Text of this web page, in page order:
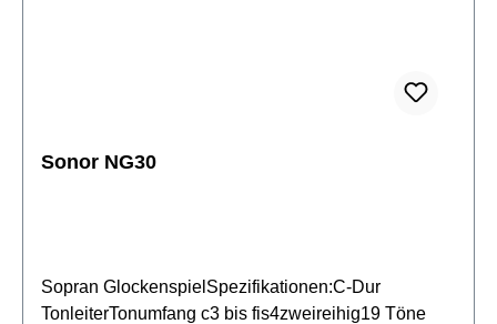
Sonor NG30
Sopran GlockenspielSpezifikationen:C-Dur
TonleiterTonumfang c3 bis fis4zweireihig19 Töne